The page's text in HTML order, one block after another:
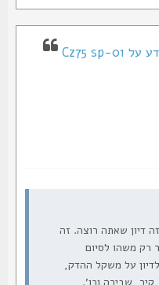
Re: דיון לאיסוף מידע על Cz75 sp-01
שאתה רוצה. זה
לסיום
על משקל ההדק,